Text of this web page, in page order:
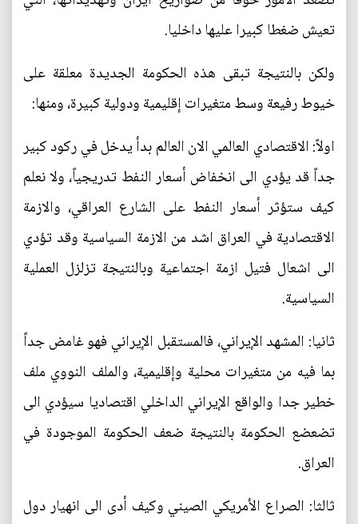
تعيش ضغطا كبيرا عليها داخليا.
ولكن بالنتيجة تبقى هذه الحكومة الجديدة معلقة على
خيوط رفيعة وسط متغيرات إقليمية ودولية كبيرة، ومنها:
اولاً: الاقتصادي العالمي الان العالم بدأ يدخل في ركود كبير
جداً قد يؤدي الى انخفاض أسعار النفط تدريجياً، ولا نعلم
كيف ستؤثر أسعار النفط على الشارع العراقي، والازمة
الاقتصادية في العراق اشد من الازمة السياسية وقد تؤدي
الى اشعال فتيل ازمة اجتماعية وبالنتيجة تزلزل العملية
السياسية.
ثانيا: المشهد الإيراني، فالمستقبل الإيراني فهو غامض جداً
بما فيه من متغيرات محلية وإقليمية، والملف النووي ملف
خطير جدا والواقع الإيراني الداخلي اقتصاديا سيؤدي الى
تضعضع الحكومة بالنتيجة ضعف الحكومة الموجودة في
العراق.
ثالثا: الصراع الأمريكي الصيني وكيف أدى الى انهيار دول